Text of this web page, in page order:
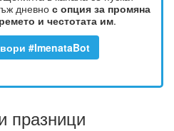
дневно с опция за промяна
и честотата им.
#ImenataBot
празници